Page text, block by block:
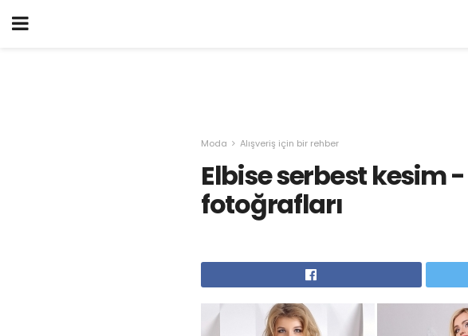
Moda Alışveriş için bir rehber
Elbise serbest kesim
fotoğrafları